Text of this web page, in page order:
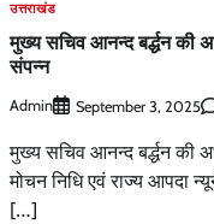
उत्तराखंड
मुख्य सचिव आनन्द बर्द्धन की
संपन्न
Admin September 3, 2025
मुख्य सचिव आनन्द बर्द्धन की
मोचन निधि एवं राज्य आपदा
[…]